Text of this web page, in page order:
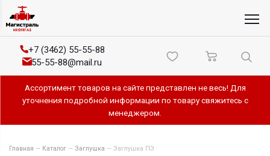
+7 (3462) 55-55-88
55-55-88@mail.ru
Ассортимент товаров на сайте представлен не весь! Для
уточнения подробной информации по товару свяжитесь с
менеджером.
Главная — Каталог — Заглушка — Заглушка ПЭ